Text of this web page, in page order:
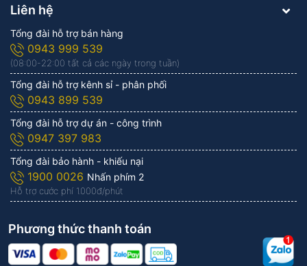
Liên hệ
Tổng đài hỗ trợ bán hàng
0943 999 539
(08:00-22:00 tất cả các ngày trong tuần)
Tổng đài hỗ trợ kênh sỉ - phân phối
0943 899 539
Tổng đài hỗ trợ dự án - công trình
0947 397 983
Tổng đài bảo hành - khiếu nại
1900 0026 Nhấn phím 2
Hỗ trợ cước phí 1.000đ/phút
Phương thức thanh toán